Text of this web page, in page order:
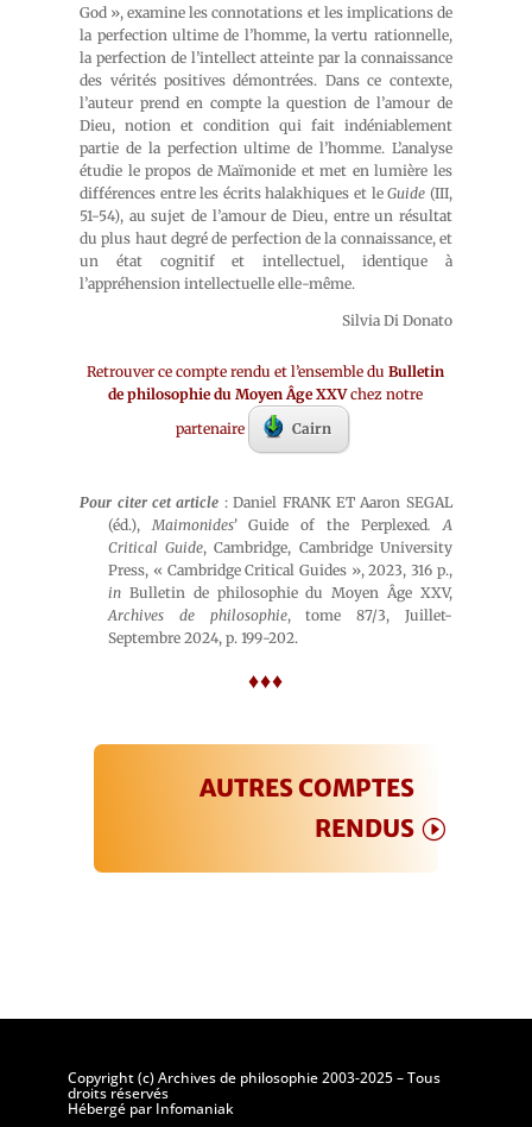
God », examine les connotations et les implications de
la perfection ultime de l’homme, la vertu rationnelle,
la perfection de l’intellect atteinte par la connaissance
des vérités positives démontrées. Dans ce contexte,
l’auteur prend en compte la question de l’amour de
Dieu, notion et condition qui fait indéniablement
partie de la perfection ultime de l’homme. L’analyse
étudie le propos de Maïmonide et met en lumière les
différences entre les écrits halakhiques et leGuide (III,
51-54), au sujet de l’amour de Dieu, entre un résultat
du plus haut degré de perfection de la connaissance, et
un état cognitif et intellectuel, identique à
l’appréhension intellectuelle elle-même.
Silvia Di Donato
Retrouver ce compte rendu et l’ensemble duBulletin
de philosophie du Moyen Âge XXVchez notre
partenaire
Cairn
Pour citer cet article : Daniel FRANK ET Aaron SEGAL
(éd.),Maimonides’Guide of the Perplexed. A
Critical Guide, Cambridge, Cambridge University
Press, « Cambridge Critical Guides », 2023, 316 p.,
in Bulletin de philosophie du Moyen Âge XXV,
Archives de philosophie, tome 87/3, Juillet-
Septembre 2024, p. 199-202.
♦♦♦
AUTRES COMPTES
RENDUS
Copyright (c) Archives de philosophie 2003-2025 – Tous
droits réservés
Hébergé par Infomaniak